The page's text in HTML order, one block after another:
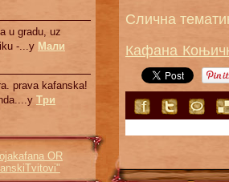
u gradu, uz
-...у Мали
prava kafanska!
Три
OR
Слична
Кафана